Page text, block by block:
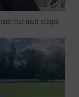
mai mult echipa